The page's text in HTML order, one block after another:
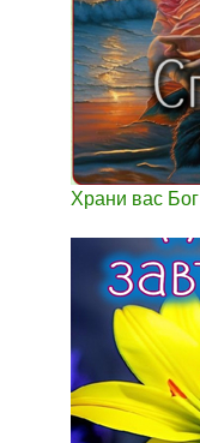
Храни вас Бог